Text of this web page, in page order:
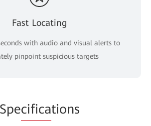
Fast Locating
with audio and visual alerts to
pinpoint suspicious targets
Specifications